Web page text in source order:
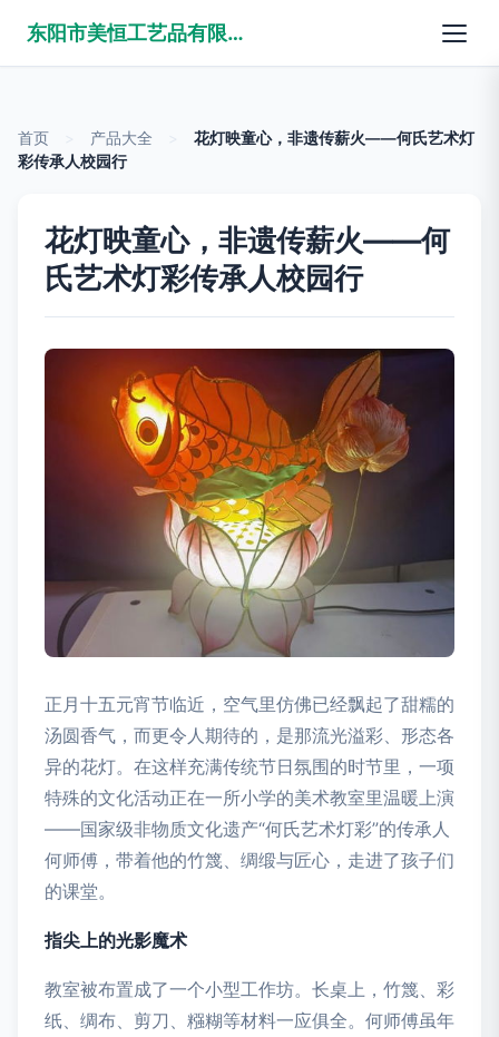
东阳市美恒工艺品有限公司
首页 产品大全
花灯映童心，非遗传薪火——何氏艺术灯
彩传承人校园行
花灯映童心，非遗传薪火——何
氏艺术灯彩传承人校园行
正月十五元宵节临近，空气里仿佛已经飘起了甜糯的
汤圆香气，而更令人期待的，是那流光溢彩、形态各
异的花灯。在这样充满传统节日氛围的时节里，一项
特殊的文化活动正在一所小学的美术教室里温暖上演
——国家级非物质文化遗产“何氏艺术灯彩”的传承人
何师傅，带着他的竹篾、绸缎与匠心，走进了孩子们
的课堂。
指尖上的光影魔术
教室被布置成了一个小型工作坊。长桌上，竹篾、彩
纸、绸布、剪刀、糨糊等材料一应俱全。何师傅虽年